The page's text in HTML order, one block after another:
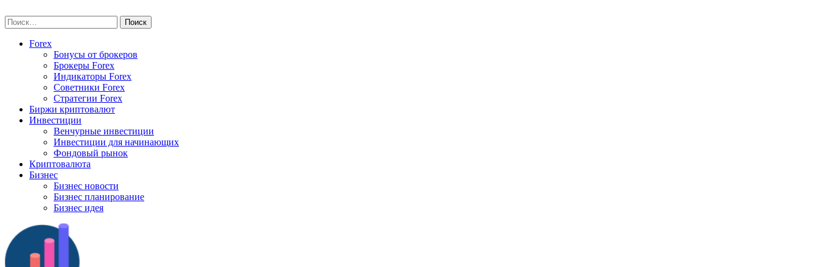
to
content
Найти:
Forex
Бонусы от брокеров
Брокеры Forex
Индикаторы Forex
Советники Forex
Стратегии Forex
Биржи криптовалют
Инвестиции
Венчурные инвестиции
Инвестиции для начинающих
Фондовый рынок
Криптовалюта
Бизнес
Бизнес новости
Бизнес планирование
Бизнес идея